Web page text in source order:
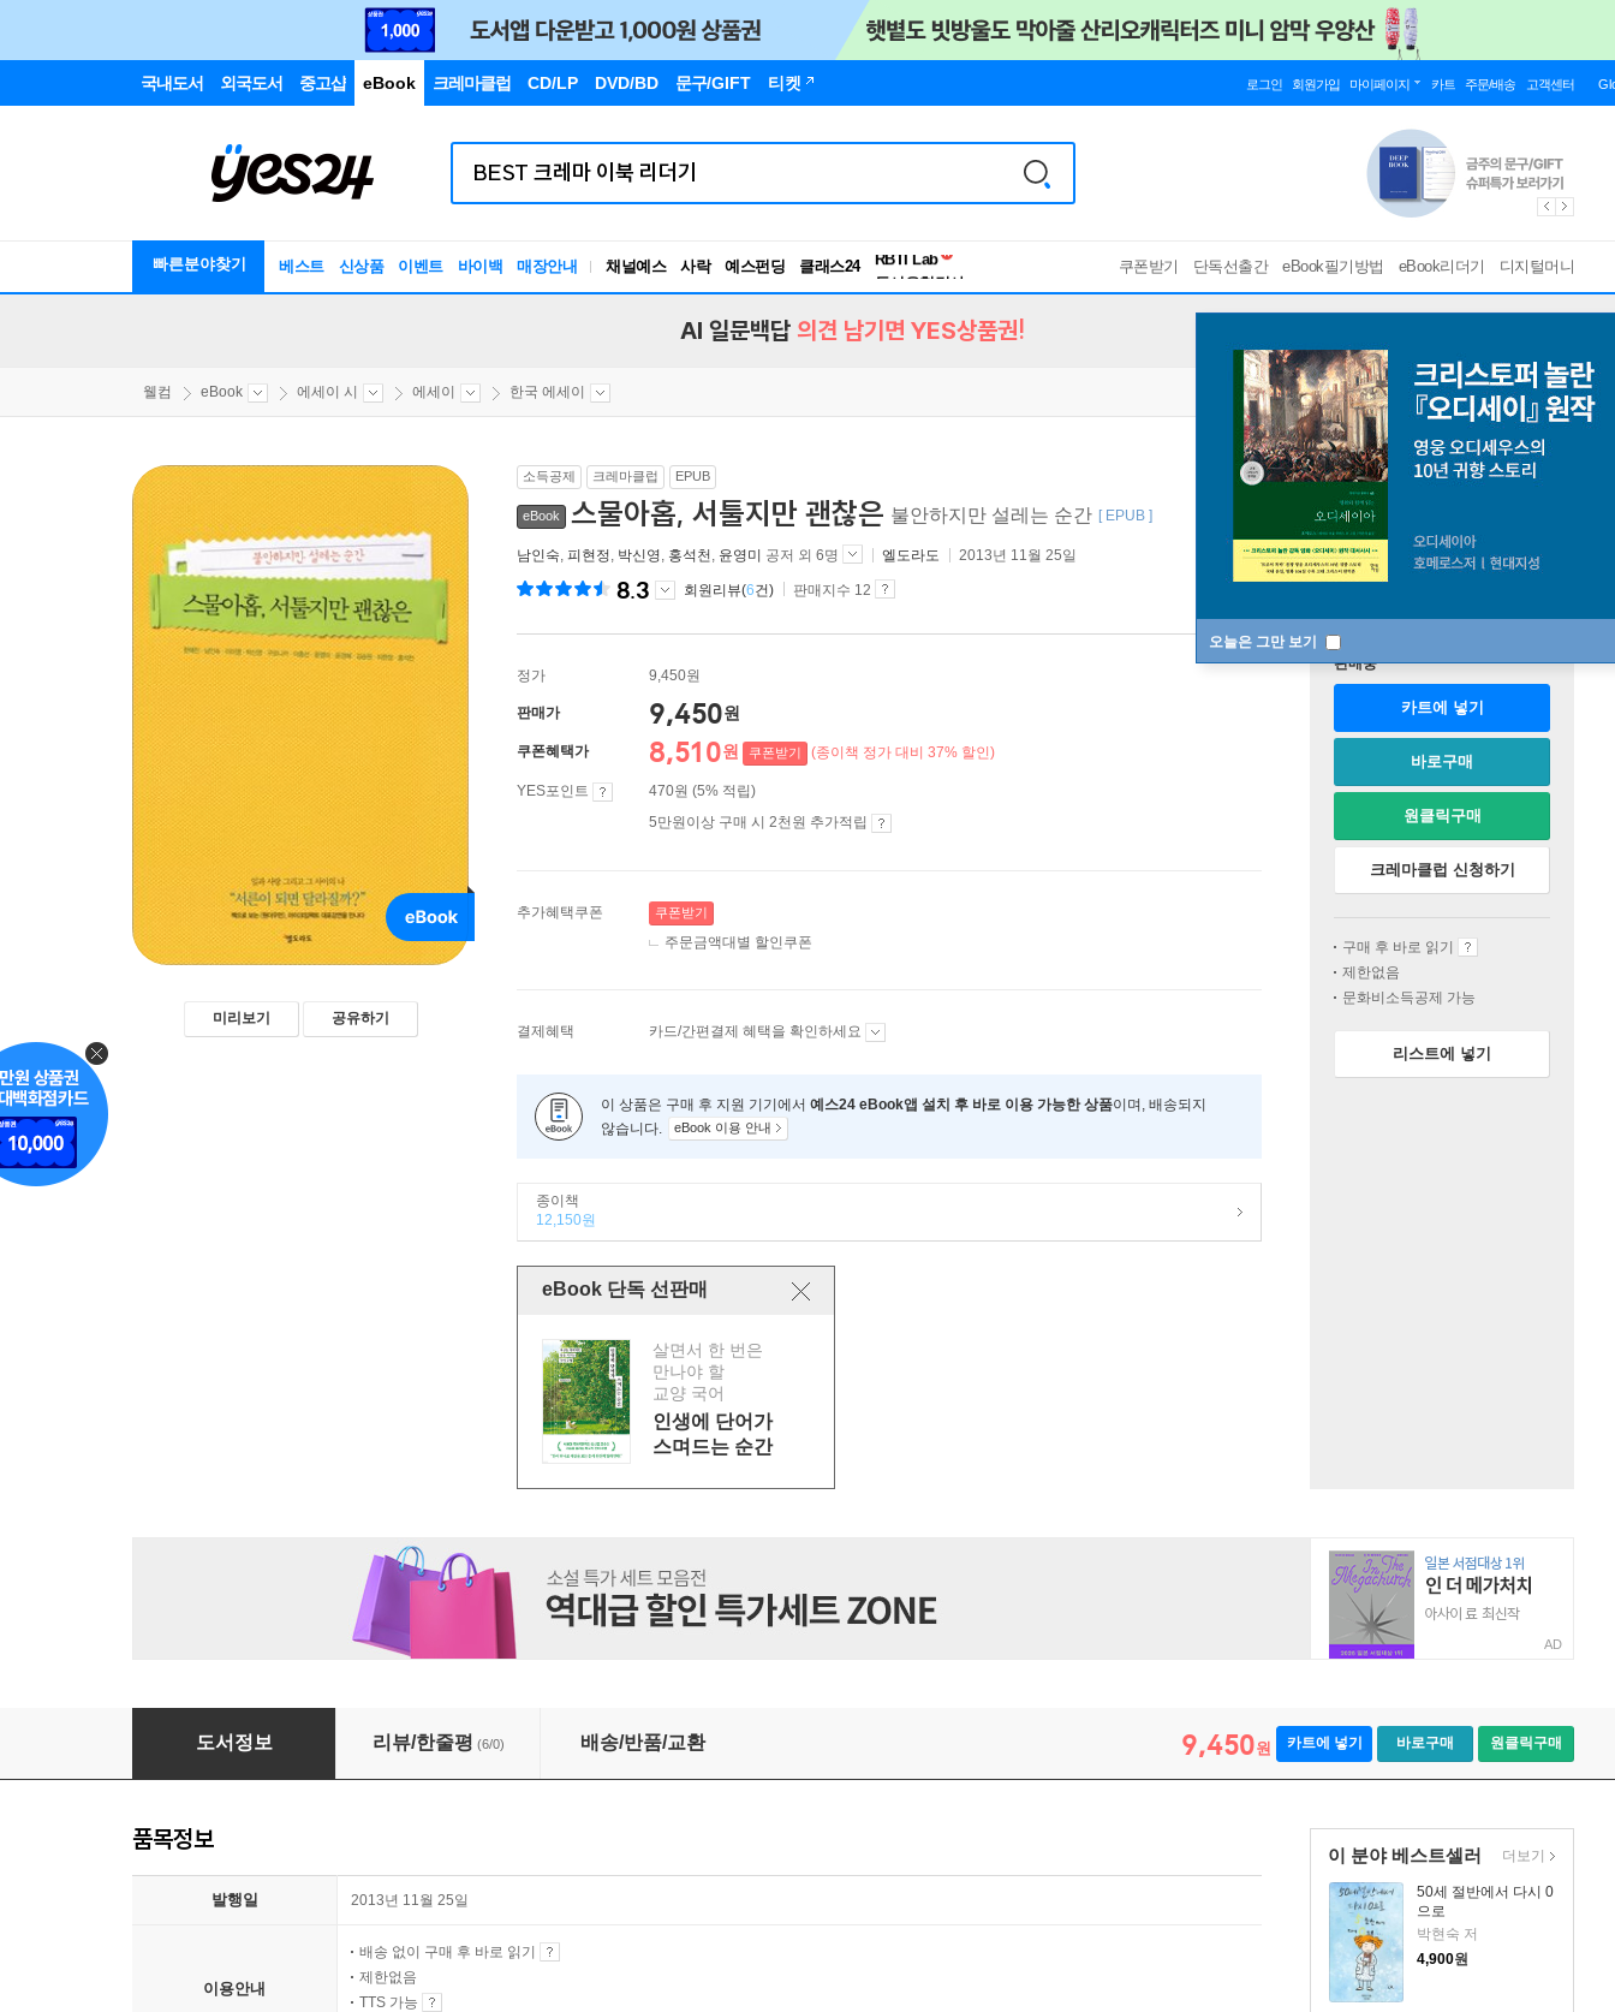
국내도서 외국도서 중고샵 eBook 크레마클럽 CD/LP DVD/BD 문구/GIFT 티켓 로그인 회원가입 마이페이지 카트 주문/배송 고객센터
빠른분야찾기 베스트 신상품 이벤트 바이백 매장안내 채널예스 사락 예스펀딩 클래스24
독서유형검사
쿠폰받기 단독선출간 eBook필기방법 eBook리더기 디지털머니
오늘은 그만 보기
AI 일문백답 의견 남기면 YES상품권!
웰컴 eBook 에세이 시 에세이 한국 에세이
미리보기 공유하기
소득공제 크레마클럽 EPUB
eBook 스물아홉, 서툴지만 괜찮은 불안하지만 설레는 순간 [ EPUB ]
남인숙, 피현정, 박신영, 홍석천 , 윤영미 공저 외 6명 엘도라도 2013년 11월 25일
8.3 회원리뷰(6건) 판매지수 12
정가 9,450원
판매가 9,450원
쿠폰혜택가 8,510원 쿠폰받기 (종이책 정가 대비 37% 할인)
YES포인트
470원 (5% 적립)
5만원이상 구매 시 2천원 추가적립
추가혜택쿠폰 쿠폰받기
주문금액대별 할인쿠폰
결제혜택 카드/간편결제 혜택을 확인하세요
이 상품은 구매 후 지원 기기에서 예스24 eBook앱 설치 후 바로 이용 가능한 상품이며, 배송되지
않습니다.
eBook 이용 안내
종이책
12,150원
eBook 단독 선판매
살면서 한 번은
만나야 할
교양 국어
인생에 단어가
스며드는 순간
판매중
카트에 넣기
바로구매
원클릭구매
크레마클럽 신청하기
구매 후 바로 읽기
제한없음
문화비소득공제 가능
리스트에 넣기
AD
스물아홉, 서툴지만 괜찮은
도서정보 리뷰/한줄평 (6/0) 배송/반품/교환 9,450원 카트에 넣기 바로구매 원클릭구매
이 분야 베스트셀러
50세 절반에서 다시 0
으로
박현숙 저
4,900원
더보기
품목정보
발행일 2013년 11월 25일
이용안내
배송 없이 구매 후 바로 읽기
제한없음
TTS 가능